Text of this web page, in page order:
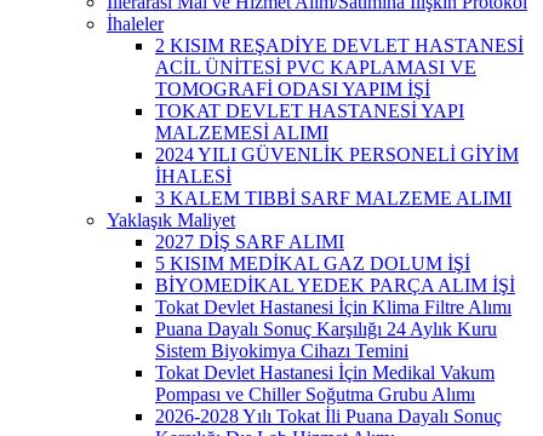
İhaleler
2 KISIM REŞADİYE DEVLET HASTANESİ
ACİL ÜNİTESİ PVC KAPLAMASI VE
TOMOGRAFİ ODASI YAPIM İŞİ
TOKAT DEVLET HASTANESİ YAPI
MALZEMESİ ALIMI
2024 YILI GÜVENLİK PERSONELİ GİYİM
İHALESİ
3 KALEM TIBBİ SARF MALZEME ALIMI
Yaklaşık Maliyet
2027 DİŞ SARF ALIMI
5 KISIM MEDİKAL GAZ DOLUM İŞİ
BİYOMEDİKAL YEDEK PARÇA ALIM İŞİ
Tokat Devlet Hastanesi İçin Klima Filtre Alımı
Puana Dayalı Sonuç Karşılığı 24 Aylık Kuru
Sistem Biyokimya Cihazı Temini
Tokat Devlet Hastanesi İçin Medikal Vakum
Pompası ve Chiller Soğutma Grubu Alımı
2026-2028 Yılı Tokat İli Puana Dayalı Sonuç